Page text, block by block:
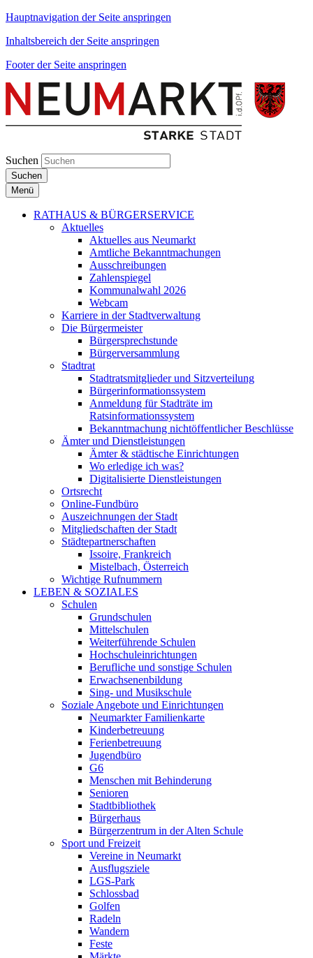
Hauptnavigation der Seite anspringen
Inhaltsbereich der Seite anspringen
Footer der Seite anspringen
Suchen
Suchen
Menü
RATHAUS & BÜRGERSERVICE
Aktuelles
Aktuelles aus Neumarkt
Amtliche Bekanntmachungen
Ausschreibungen
Zahlenspiegel
Kommunalwahl 2026
Webcam
Karriere in der Stadtverwaltung
Die Bürgermeister
Bürgersprechstunde
Bürgerversammlung
Stadtrat
Stadtratsmitglieder und Sitzverteilung
Bürgerinformationssystem
Anmeldung für Stadträte im
Ratsinformationssystem
Bekanntmachung nichtöffentlicher Beschlüsse
Ämter und Dienstleistungen
Ämter & städtische Einrichtungen
Wo erledige ich was?
Digitalisierte Dienstleistungen
Ortsrecht
Online-Fundbüro
Auszeichnungen der Stadt
Mitgliedschaften der Stadt
Städtepartnerschaften
Issoire, Frankreich
Mistelbach, Österreich
Wichtige Rufnummern
LEBEN & SOZIALES
Schulen
Grundschulen
Mittelschulen
Weiterführende Schulen
Hochschuleinrichtungen
Berufliche und sonstige Schulen
Erwachsenenbildung
Sing- und Musikschule
Soziale Angebote und Einrichtungen
Neumarkter Familienkarte
Kinderbetreuung
Ferienbetreuung
Jugendbüro
G6
Menschen mit Behinderung
Senioren
Stadtbibliothek
Bürgerhaus
Bürgerzentrum in der Alten Schule
Sport und Freizeit
Vereine in Neumarkt
Ausflugsziele
LGS-Park
Schlossbad
Golfen
Radeln
Wandern
Feste